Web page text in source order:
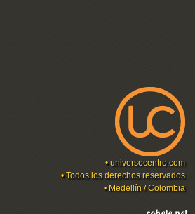
•universocentro.com
• Todos los derechos reservados
• Medellín / Colombia